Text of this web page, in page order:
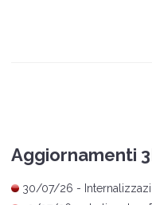
Aggiornamenti
30/07/26 -